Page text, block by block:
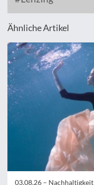
Ähnliche Artikel
03.08.26 – Nachhaltigkeit